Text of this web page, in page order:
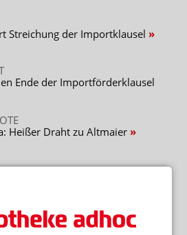
Streichung der Importklausel
Ende der Importförderklausel
Heißer Draht zu Altmaier
Thema
ALS NEUE DPHG-
werden sich verändern“